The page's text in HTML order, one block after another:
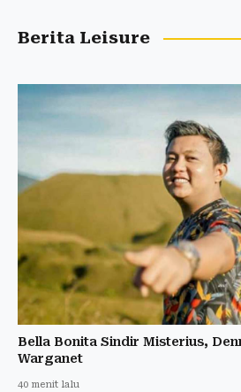
Berita Leisure
Bella Bonita Sindir Misterius,
Warganet
40 menit lalu